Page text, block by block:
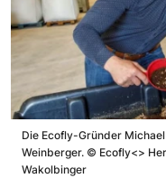
Die Ecofly-Gründer
Weinberger. © Ecofly<>
Wakolbinger